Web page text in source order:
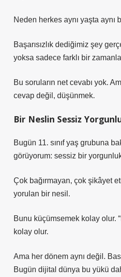
Neden herkes aynı yaşta aynı
Başarısızlık dediğimiz şey
yoksa sadece farklı bir
Bu soruların net cevabı yok.
cevap değil, düşünmek.
Bir Neslin Sessiz
Bugün 11. sınıf yaş grubuna
görüyorum: sessiz bir
Çok bağırmayan, çok şikâyet
yorulan bir nesil.
Bunu küçümsemek kolay olur.
kolay olur.
Ama her dönem aynı değil.
Bugün dijital dünya bu yükü